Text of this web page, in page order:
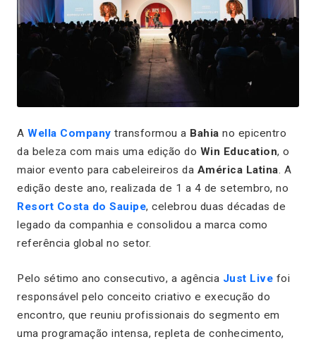
A Wella Company transformou a Bahia no epicentro
da beleza com mais uma edição do Win Education, o
maior evento para cabeleireiros da América Latina. A
edição deste ano, realizada de 1 a 4 de setembro, no
Resort Costa do Sauipe, celebrou duas décadas de
legado da companhia e consolidou a marca como
referência global no setor.
Pelo sétimo ano consecutivo, a agência Just Live foi
responsável pelo conceito criativo e execução do
encontro, que reuniu profissionais do segmento em
uma programação intensa, repleta de conhecimento,